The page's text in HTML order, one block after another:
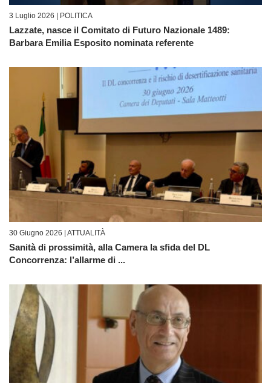
3 Luglio 2026 | POLITICA
Lazzate, nasce il Comitato di Futuro Nazionale 1489:
Barbara Emilia Esposito nominata referente
30 Giugno 2026 | ATTUALITÀ
Sanità di prossimità, alla Camera la sfida del DL
Concorrenza: l’allarme di ...